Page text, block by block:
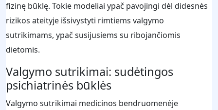
fizinę būklę. Tokie modeliai ypač pavojingi dėl didesnės
rizikos ateityje išsivystyti rimtiems valgymo
sutrikimams, ypač susijusiems su ribojančiomis
dietomis.
Valgymo sutrikimai: sudėtingos
psichiatrinės būklės
Valgymo sutrikimai medicinos bendruomenėje